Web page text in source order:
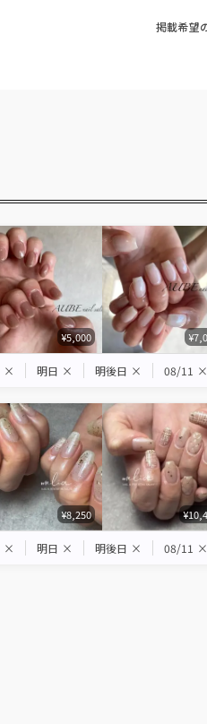
掲載希望
¥5,000
× 明日 × 明後日 × 08/11 ×
¥8,250
× 明日 × 明後日 × 08/11 ×